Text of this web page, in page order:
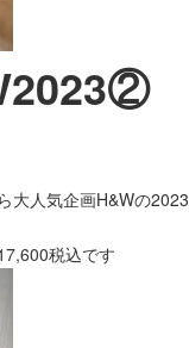
大人気企画H&Wの2023
税込です